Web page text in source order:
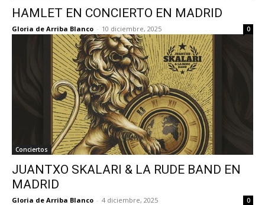
HAMLET EN CONCIERTO EN MADRID
Gloria de Arriba Blanco - 10 diciembre, 2025 0
Conciertos
JUANTXO SKALARI & LA RUDE BAND EN
MADRID
Gloria de Arriba Blanco - 4 diciembre, 2025 0